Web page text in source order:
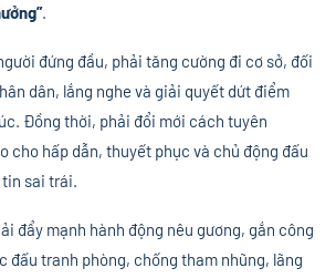
.
đứng đầu, phải tăng cường đi cơ sở, đối
dân, lắng nghe và giải quyết dứt điểm
Đồng thời, phải đổi mới cách tuyên
cho hấp dẫn, thuyết phục và chủ động đấu
sai trái.
đẩy mạnh hành động nêu gương, gắn công
đấu tranh phòng, chống tham nhũng, lãng